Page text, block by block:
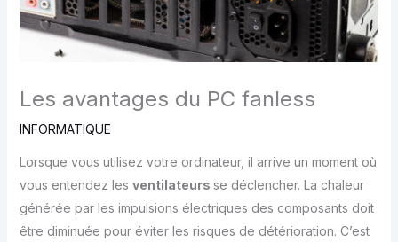
Les avantages du PC fanless
INFORMATIQUE
Lorsque vous utilisez votre ordinateur, il arrive un moment où
vous entendez les ventilateurs se déclencher. La chaleur
générée par les impulsions électriques des composants doit
être diminuée pour éviter les risques de détérioration. C’est